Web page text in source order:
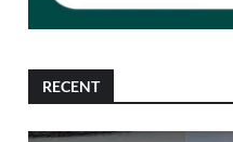
RECENT